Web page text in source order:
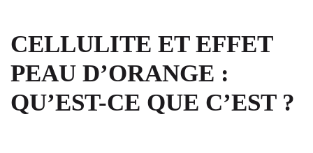
CELLULITE ET EFFET
PEAU D’ORANGE :
QU’EST-CE QUE C’EST ?